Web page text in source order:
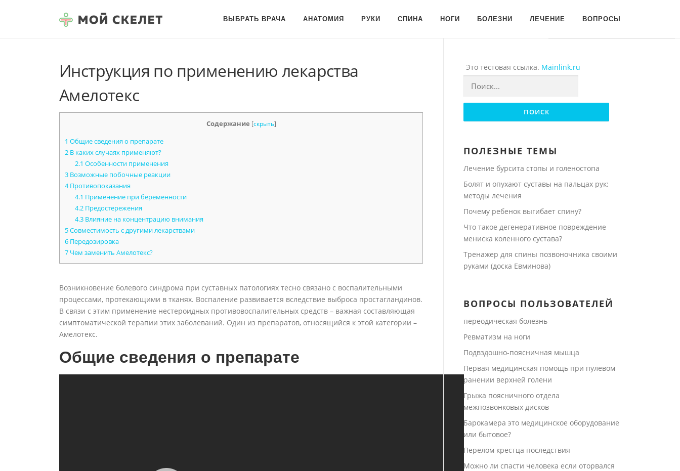
ВЫБРАТЬ ВРАЧА АНАТОМИЯ РУКИ СПИНА НОГИ БОЛЕЗНИ ЛЕЧЕНИЕ ВОПРОСЫ
Инструкция по применению лекарства
Амелотекс
Содержание [скрыть]
1 Общие сведения о препарате
2 В каких случаях применяют?
2.1 Особенности применения
3 Возможные побочные реакции
4Противопоказания
4.1 Применение при беременности
4.2Предостережения
4.3Влияние на концентрацию внимания
5Совместимость с другими лекарствами
6 Передозировка
7 Чем заменить Амелотекс?
Возникновение болевого синдрома при суставных патологиях тесно связано с воспалительными
процессами, протекающими в тканях. Воспаление развивается вследствие выброса простагландинов.
В связи с этим применение нестероидных противовоспалительных средств – важная составляющая
симптоматической терапии этих заболеваний. Один из препаратов, относящийся к этой категории –
Амелотекс.
Общие сведения о препарате
Это тестовая ссылка. Mainlink.ru
Найти:
ПОЛЕЗНЫЕ ТЕМЫ
Лечение бурсита стопы и голеностопа
Болят и опухают суставы на пальцах рук:
методы лечения
Почему ребенок выгибает спину?
Что такое дегенеративное повреждение
мениска коленного сустава?
Тренажер для спины позвоночника своими
руками (доска Евминова)
ВОПРОСЫ ПОЛЬЗОВАТЕЛЕЙ
переодическая болезнь
Ревматизм на ноги
Подвздошно-поясничная мышца
Первая медицинская помощь при пулевом
ранении верхней голени
Грыжа поясничного отдела
межпозвонковых дисков
Барокамера это медицинское оборудование
или бытовое?
Перелом крестца последствия
Можно ли спасти человека если оторвался
Для любых предложений по